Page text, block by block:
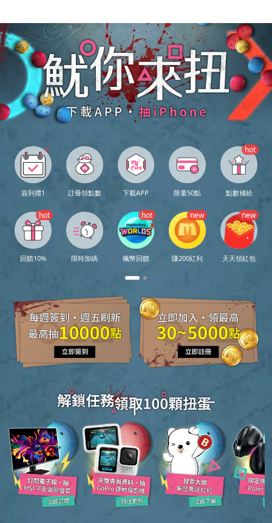
●
簽到禮1 註冊領點數 下載APP 限量50點
hot
點數補給
hot
回饋10% 限時加碼
hot
楓幣回饋
new
賺200紅利
new
天天領紅包